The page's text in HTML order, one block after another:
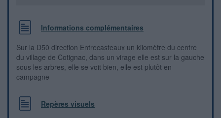
Informations complémentaires
Sur la D50 direction Entrecasteaux un kilomètre du centre
du village de Cotignac, dans un virage elle est sur la gauche
sous les arbres, elle se voit bien, elle est plutôt en
campagne
Repères visuels